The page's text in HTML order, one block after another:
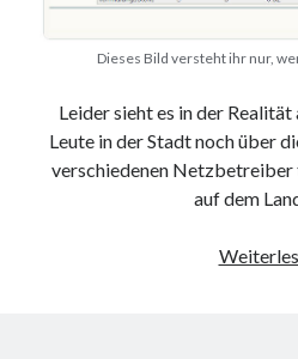
Running
Impressum / Datenschutz
RSS Feed
Arduino und BME 280
Dieses Bild versteht ihr nur,
Leider sieht es in der
Leute in der Stadt noch über
verschiedenen Netzbetreiber
auf dem